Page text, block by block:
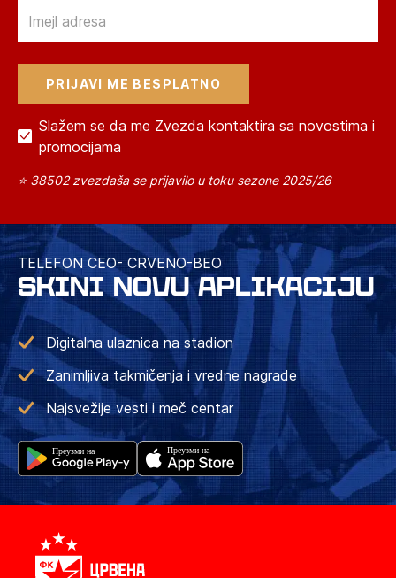
Slažem se da me Zvezda kontaktira sa novostima i
promocijama
⭐ 38502 zvezdaša se prijavilo u toku sezone 2025/26
TELEFON CEO- CRVENO-BEO
SKINI NOVU APLIKACIJU
Digitalna ulaznica na stadion
Zanimljiva takmičenja i vredne nagrade
Najsvežije vesti i meč centar